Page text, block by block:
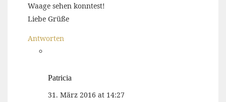
Waage sehen konntest!
Liebe Grüße
Antworten
Patricia
31. März 2016 at 14:27